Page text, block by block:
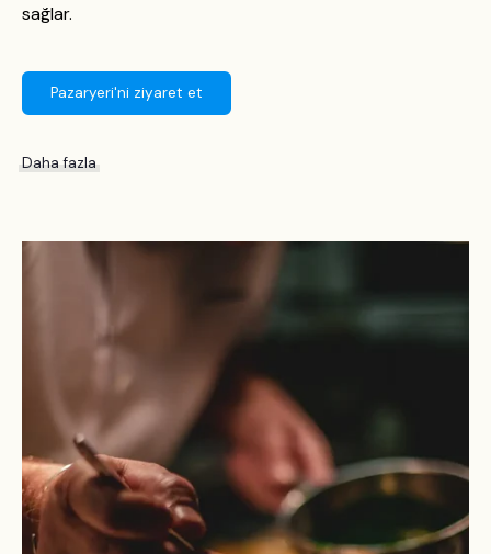
sağlar.
Pazaryeri'ni ziyaret et
Daha fazla